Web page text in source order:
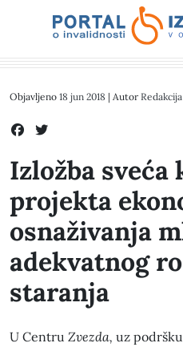
Objavljeno 18 jun 2018 | Autor Redakcija
Izložba
projekta
osnaživanja
adekvatnog
staranja
U Centru Zvezda, uz